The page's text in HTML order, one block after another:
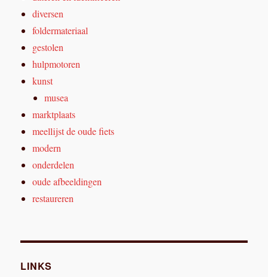
diversen
foldermateriaal
gestolen
hulpmotoren
kunst
musea
marktplaats
meellijst de oude fiets
modern
onderdelen
oude afbeeldingen
restaureren
LINKS